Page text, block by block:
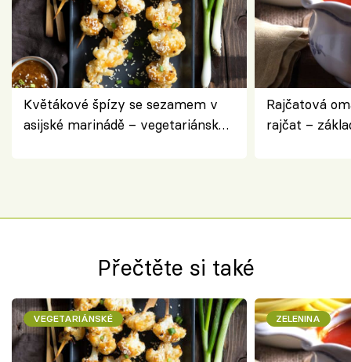
Květákové špízy se sezamem v
asijské marinádě – vegetariánská
Rajčatová
rajčat –
Přečtěte si také
VEGETARIÁNSKÉ ZELENINA